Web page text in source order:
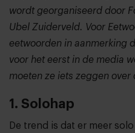
wordt georganiseerd door
Ubel Zuiderveld. Voor
eetwoorden in aanmerking
voor het eerst in de media
moeten ze iets zeggen
1. Solohap
De trend is dat er meer